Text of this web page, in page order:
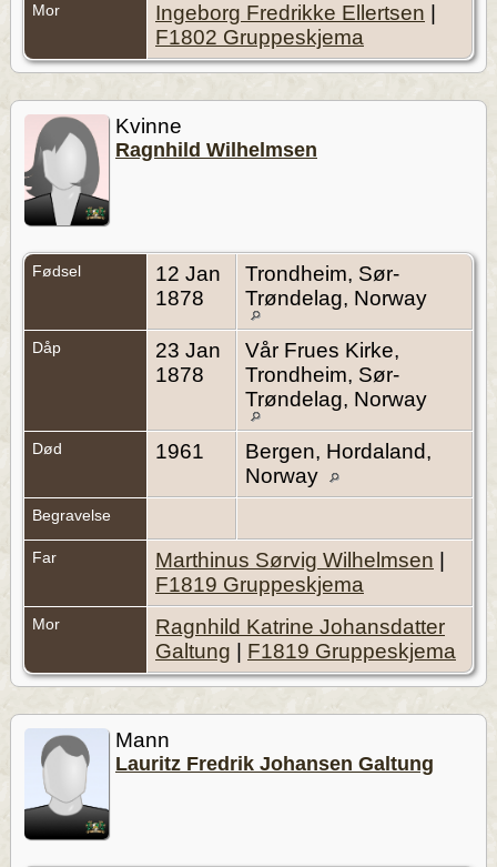
Mor Ingeborg Fredrikke Ellertsen
F1802 Gruppeskjema
Kvinne
Ragnhild Wilhelmsen
Fødsel
12 Jan
1878
Trondheim, Sør-
Trøndelag, Norway
Dåp
23 Jan
1878
Vår Frues Kirke,
Trondheim, Sør-
Trøndelag, Norway
Død 1961
Bergen, Hordaland,
Norway
Begravelse
Far Marthinus Sørvig Wilhelmsen
F1819 Gruppeskjema
Mor
Ragnhild Katrine Johansdatter
Galtung
F1819 Gruppeskjema
Mann
Lauritz Fredrik Johansen Galtung